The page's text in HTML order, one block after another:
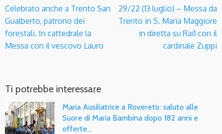
Celebrato anche a Trento San
Gualberto, patrono dei
forestali. In cattedrale la
Messa con il vescovo Lauro
29/22 (13 luglio) – Messa da
Trento in S. Maria Maggiore
in diretta su Rai1 con il
cardinale Zuppi
Ti potrebbe interessare
Maria Ausiliatrice a Rovereto: saluto alle
Suore di Maria Bambina dopo 182 anni e
offerte…